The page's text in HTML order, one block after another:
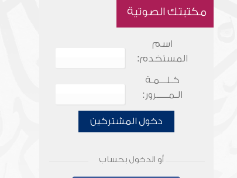
مكتبتك الصوتية
اسم
المستخدم:
كـلـــمـة
الـمـــــرور:
دخول المشتركين
أو الدخول بحساب